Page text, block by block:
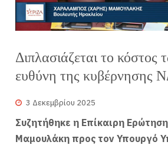
Διπλασιάζεται το κόστος
ευθύνη της κυβέρνησης
3 Δεκεμβρίου 2025
Συζητήθηκε η Επίκαιρη
Μαμουλάκη προς τον Υπουργό